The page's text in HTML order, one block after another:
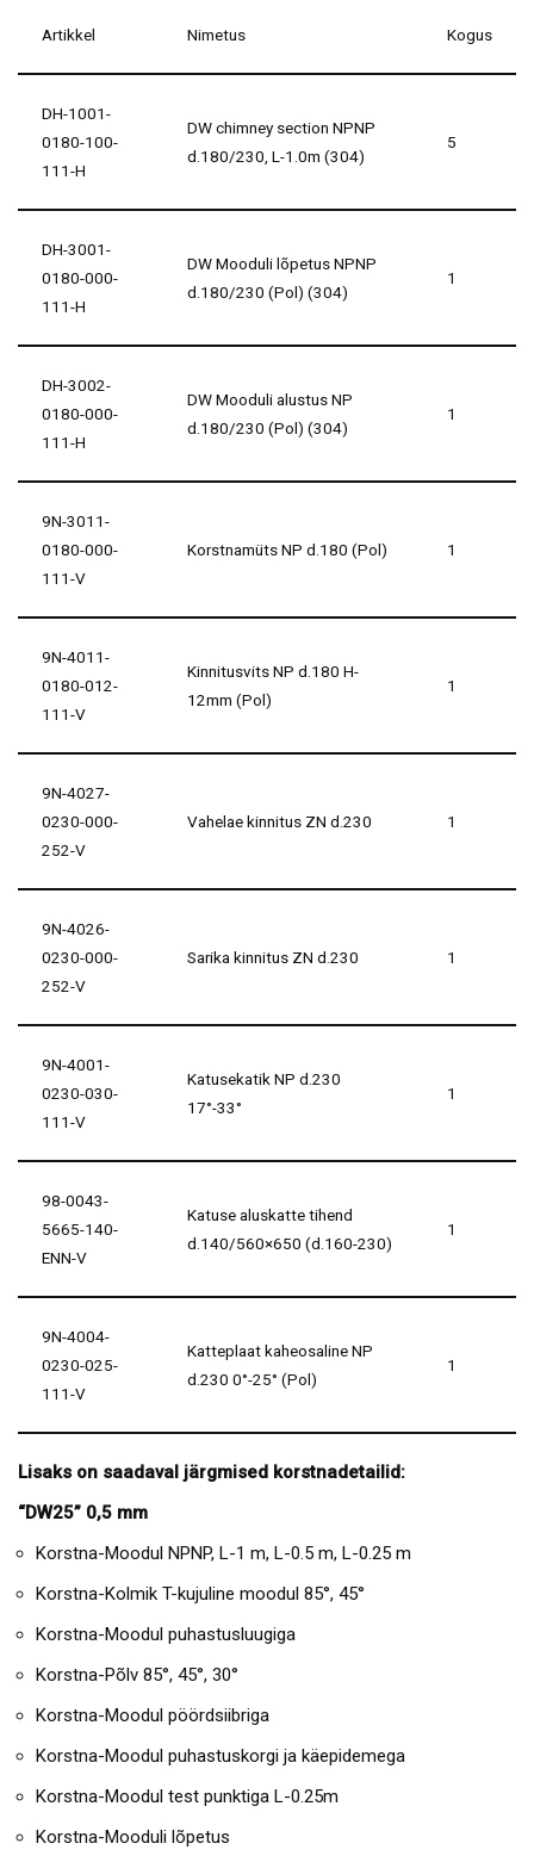
Artikkel Nimetus Kogus
DH-1001-
0180-100-
111-H
DW chimney section NPNP
d.180/230, L-1.0m (304)
5
DH-3001-
0180-000-
111-H
DW Mooduli lõpetus NPNP
d.180/230 (Pol) (304)
1
DH-3002-
0180-000-
111-H
DW Mooduli alustus NP
d.180/230 (Pol) (304)
1
9N-3011-
0180-000-
111-V
Korstnamüts NP d.180 (Pol) 1
9N-4011-
0180-012-
111-V
Kinnitusvits NP d.180 H-
12mm (Pol)
1
9N-4027-
0230-000-
252-V
Vahelae kinnitus ZN d.230 1
9N-4026-
0230-000-
252-V
Sarika kinnitus ZN d.230 1
9N-4001-
0230-030-
111-V
Katusekatik NP d.230
17°-33°
1
98-0043-
5665-140-
ENN-V
Katuse aluskatte tihend
d.140/560×650 (d.160-230)
1
9N-4004-
0230-025-
111-V
Katteplaat kaheosaline NP
d.230 0°-25° (Pol)
1
Lisaks on saadaval järgmised korstnadetailid:
“DW25” 0,5 mm
Korstna-Moodul NPNP, L-1 m, L-0.5 m, L-0.25 m
Korstna-Kolmik T-kujuline moodul 85°, 45°
Korstna-Moodul puhastusluugiga
Korstna-Põlv 85°, 45°, 30°
Korstna-Moodul pöördsiibriga
Korstna-Moodul puhastuskorgi ja käepidemega
Korstna-Moodul test punktiga L-0.25m
Korstna-Mooduli lõpetus